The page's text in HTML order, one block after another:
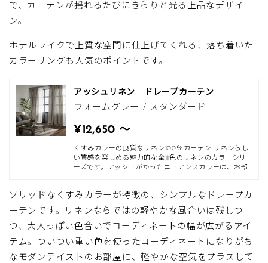
がより一層お部屋を引き立てます。 ご自宅で簡単にお洗
で、カーテンが揺れるたびにきらりと光る上品なデザイ
ン。
ホテルライクで上質な空間に仕上げてくれる、落ち着いた
カラーリングも人気のポイントです。
アッシュリネン ドレープカーテン
ウォームグレー / スタンダード
¥12,650 〜
くすみカラーの良質なリネン100％カーテン リネンらし
い質感を楽しめる魅力的な全11色のリネンのカラーシリ
ーズです。アッシュがかったニュアンスカラーは、お部
練された雰囲気のお部屋に。さらに差し色をアクセント
に入れるとお部屋にメリハリが生まれます。また、同じ
素材や色違いをクッションやマルチカバーでもご用意し
ております。 リネンのカーテン越しに感じるやわらかな
朝、昼、夕と光の違いによって移りゆくリネンの表情。
慌しい毎日を過ごすわたしたちに自然の風景をみたとき
ソリッドなくすみカラーが特徴の、シンプルなドレープカ
ーテンです。リネンならではの軽やかな風合いは残しつ
つ、大人っぽい色合いでコーディネートの幅が広がるアイ
テム。ついつい重い色を使ったコーディネートになりがち
なモダンテイストのお部屋に、軽やかな空気をプラスして